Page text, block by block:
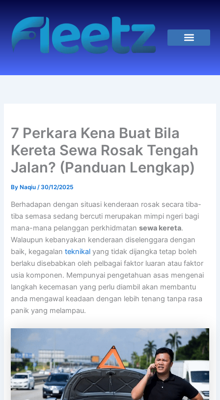
content
7 Perkara Kena Buat Bila
Kereta Sewa Rosak Tengah
Jalan? (Panduan Lengkap)
ByNaqiu /30/12/2025
Berhadapan dengan situasi kenderaan rosak secara tiba-
tiba semasa sedang bercuti merupakan mimpi ngeri bagi
mana-mana pelanggan perkhidmatansewa kereta.
Walaupun kebanyakan kenderaan diselenggara dengan
baik, kegagalanteknikal yang tidak dijangka tetap boleh
berlaku disebabkan oleh pelbagai faktor luaran atau faktor
usia komponen. Mempunyai pengetahuan asas mengenai
langkah kecemasan yang perlu diambil akan membantu
anda mengawal keadaan dengan lebih tenang tanpa rasa
panik yang melampau.